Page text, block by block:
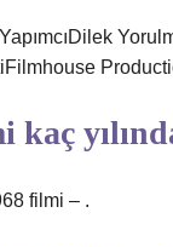
filmi – .